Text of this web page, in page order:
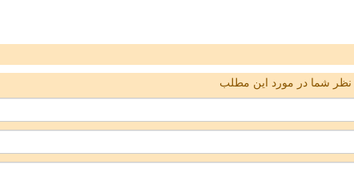
نظر شما در مورد این مطلب